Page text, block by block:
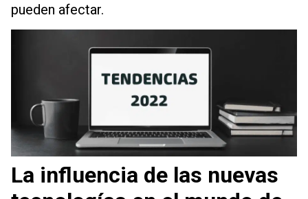
pueden afectar.
La influencia de las nuevas